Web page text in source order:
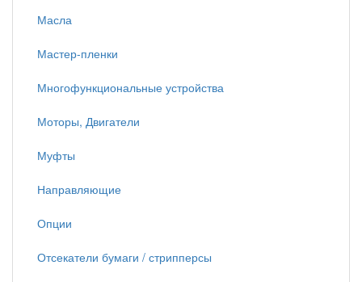
Масла
Мастер-пленки
Многофункциональные устройства
Моторы, Двигатели
Муфты
Направляющие
Опции
Отсекатели бумаги / стрипперсы